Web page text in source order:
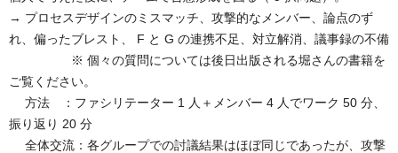
→ プロセスデザインのミスマッチ、攻撃的なメンバー、論点のず
れ、偏ったブレスト、 F と G の連携不足、対立解消、議事録の不備
※ 個々の質問については後日出版される堀さんの書籍を
ご覧ください。
方法 ：ファシリテーター 1 人＋メンバー 4 人でワーク 50 分、
振り返り 20 分
全体交流：各グループでの討議結果はほぼ同じであったが、攻撃